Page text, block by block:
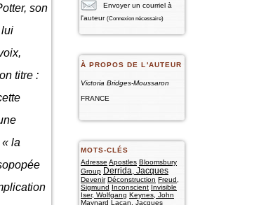
Envoyer un courriel à
l'auteur (Connexion nécessaire)
À PROPOS DE L'AUTEUR
Victoria Bridges-Moussaron
FRANCE
MOTS-CLÉS
Adresse Apostles Bloomsbury
Group Derrida, Jacques
Devenir Déconstruction Freud,
Sigmund Inconscient Invisible
Iser, Wolfgang Keynes, John
Maynard Lacan, Jacques
son
lui
titre :
« la